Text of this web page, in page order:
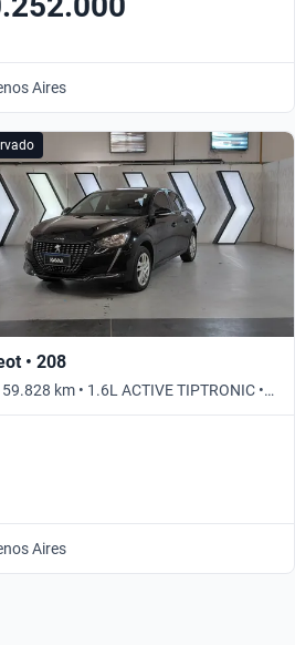
Aires
• 208
km • 1.6L ACTIVE TIPTRONIC •
Aires